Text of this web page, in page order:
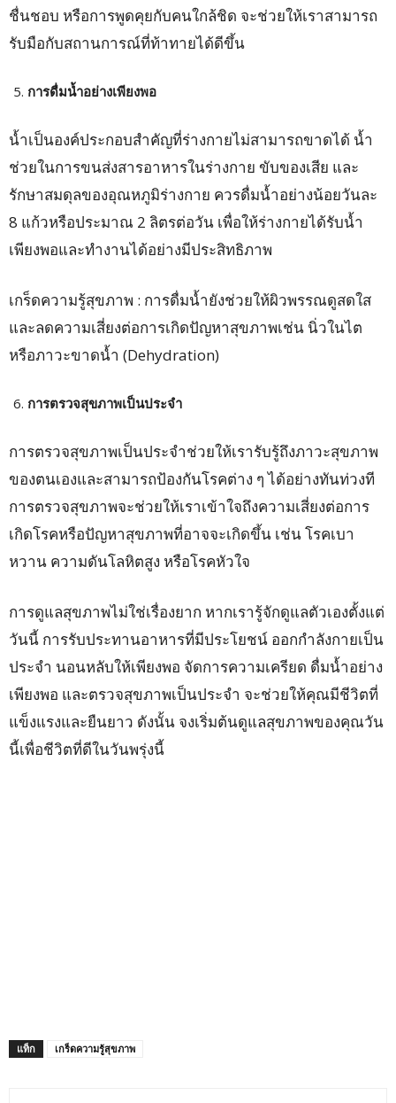
ชื่นชอบ หรือการพูดคุยกับคนใกล้ชิด จะช่วยให้เราสามารถ
รับมือกับสถานการณ์ที่ท้าทายได้ดีขึ้น
การดื่มน้ำอย่างเพียงพอ
น้ำเป็นองค์ประกอบสำคัญที่ร่างกายไม่สามารถขาดได้ น้ำ
ช่วยในการขนส่งสารอาหารในร่างกาย ขับของเสีย และ
รักษาสมดุลของอุณหภูมิร่างกาย ควรดื่มน้ำอย่างน้อยวันละ
8 แก้วหรือประมาณ 2 ลิตรต่อวัน เพื่อให้ร่างกายได้รับน้ำ
เพียงพอและทำงานได้อย่างมีประสิทธิภาพ
เกร็ดความรู้สุขภาพ : การดื่มน้ำยังช่วยให้ผิวพรรณดูสดใส
และลดความเสี่ยงต่อการเกิดปัญหาสุขภาพเช่น นิ่วในไต
หรือภาวะขาดน้ำ (Dehydration)
การตรวจสุขภาพเป็นประจำ
การตรวจสุขภาพเป็นประจำช่วยให้เรารับรู้ถึงภาวะสุขภาพ
ของตนเองและสามารถป้องกันโรคต่าง ๆ ได้อย่างทันท่วงที
การตรวจสุขภาพจะช่วยให้เราเข้าใจถึงความเสี่ยงต่อการ
เกิดโรคหรือปัญหาสุขภาพที่อาจจะเกิดขึ้น เช่น โรคเบา
หวาน ความดันโลหิตสูง หรือโรคหัวใจ
การดูแลสุขภาพไม่ใช่เรื่องยาก หากเรารู้จักดูแลตัวเองตั้งแต่
วันนี้ การรับประทานอาหารที่มีประโยชน์ ออกกำลังกายเป็น
ประจำ นอนหลับให้เพียงพอ จัดการความเครียด ดื่มน้ำอย่าง
เพียงพอ และตรวจสุขภาพเป็นประจำ จะช่วยให้คุณมีชีวิตที่
แข็งแรงและยืนยาว ดังนั้น จงเริ่มต้นดูแลสุขภาพของคุณวัน
นี้เพื่อชีวิตที่ดีในวันพรุ่งนี้
แท็ก เกร็ดความรู้สุขภาพ